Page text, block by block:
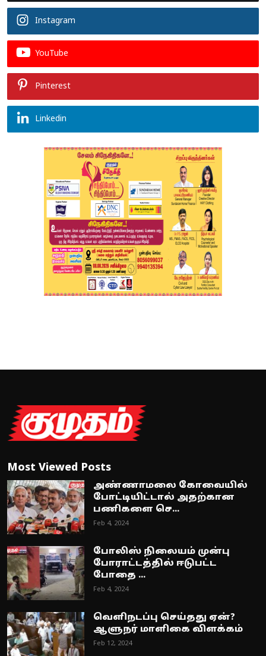
Instagram
YouTube
Pinterest
Linkedin
Most Viewed Posts
அண்ணாமலை கோவையில்
போட்டியிட்டால் அதற்கான
பணிகளை செ...
Feb 4, 2024
போலிஸ் நிலையம் முன்பு
போராட்டத்தில் ஈடுபட்ட
போதை ...
Feb 4, 2024
வெளிநடப்பு செய்தது ஏன்?
ஆளுநர் மாளிகை விளக்கம்
Feb 12, 2024